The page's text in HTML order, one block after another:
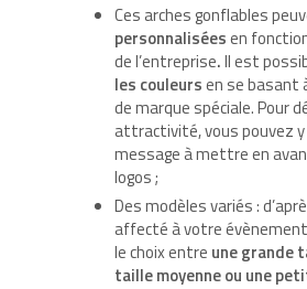
Ces arches gonflables
personnaliséesen
de l’entreprise.Il est
les couleursen se basant
de marque spéciale.Pour
attractivité, vous pouvez
message à mettre en
logos ;
Des modèles variés :
affecté à votre
le choix entre une grande
taille moyenne ou une